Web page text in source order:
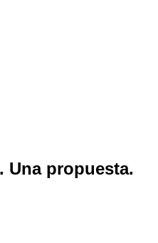
Una propuesta.